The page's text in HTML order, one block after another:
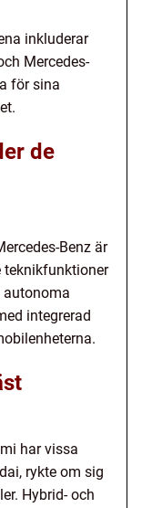
inkluderar
Mercedes-
för sina
de
Benz är
teknikfunktioner
autonoma
integrerad
har vissa
rykte om sig
Hybrid- och